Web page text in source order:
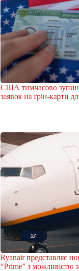
США тимчасово
заявок на ґрін-карти
Ryanair представляє
“Prime” з можливістю